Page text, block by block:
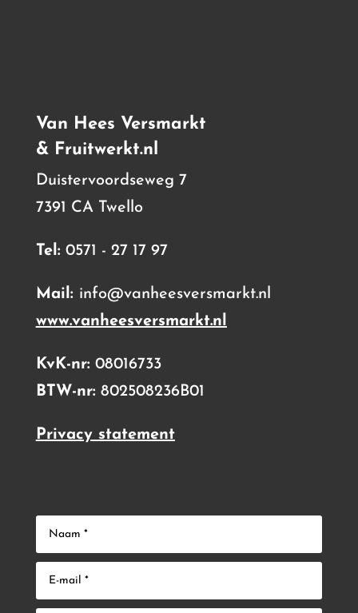
Van Hees Versmarkt
& Fruitwerkt.nl
Duistervoordseweg 7
7391 CA Twello
Tel: 0571 - 27 17 97
Mail: info@vanheesversmarkt.nl
www.vanheesversmarkt.nl
KvK-nr: 08016733
BTW-nr: 802508236B01
Privacy statement